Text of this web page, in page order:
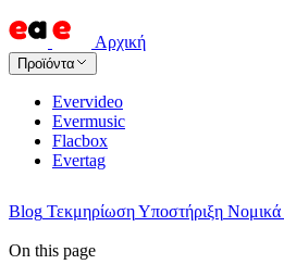
Αρχική
Προϊόντα
Evervideo
Evermusic
Flacbox
Evertag
Blog ΤεκμηρίωσηΥποστήριξη Νομικά
On this page